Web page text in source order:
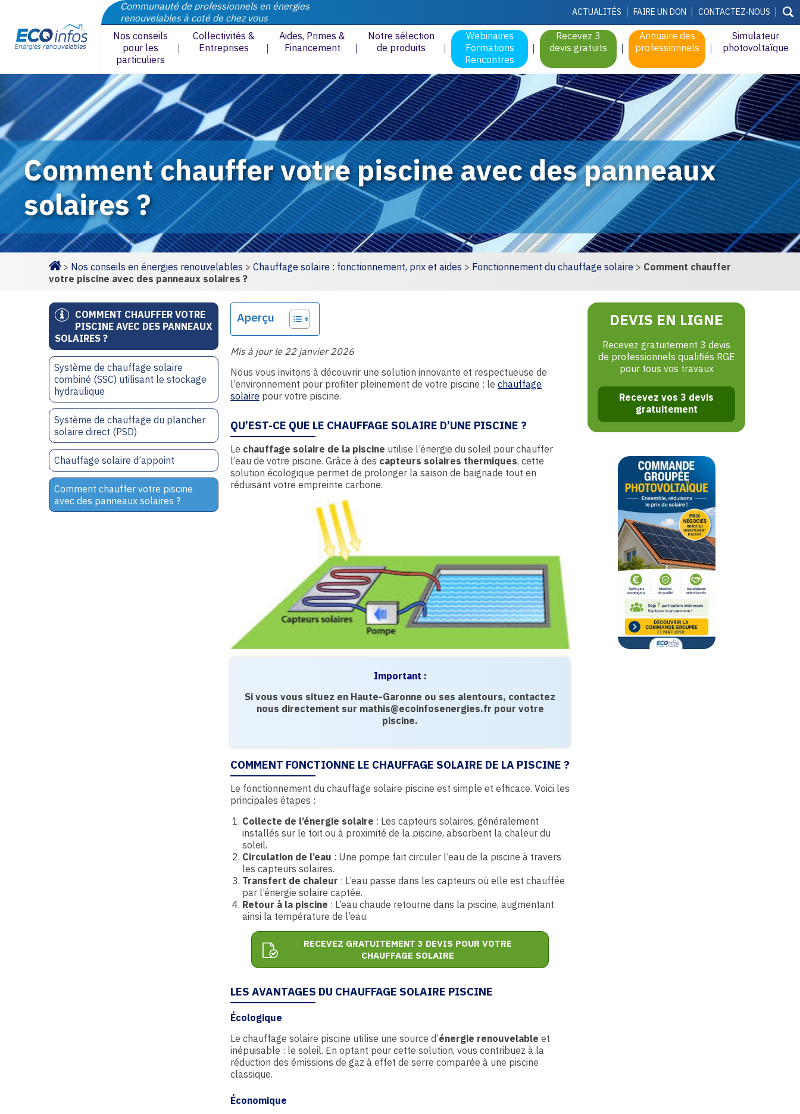
Communauté de professionnels en énergies
renouvelables à coté de chez vous
ACTUALITÉS FAIRE UN DON CONTACTEZ-NOUS
Nos conseils
pour les
particuliers
Collectivités &
Entreprises
Aides, Primes &
Financement
Notre sélection
de produits
Webinaires
Formations
Rencontres
Recevez 3
devis gratuits
Annuaire des
professionnels
Simulateur
photovoltaïque
Comment chauffer votre piscine avec des panneaux
solaires ?
Homepage
> Nos conseils en énergies renouvelables > Chauffage solaire : fonctionnement, prix et aides > Fonctionnement du chauffage solaire > Comment chauffer
votre piscine avec des panneaux solaires ?
COMMENT CHAUFFER VOTRE
PISCINE AVEC DES PANNEAUX
SOLAIRES ?
Système de chauffage solaire
combiné (SSC) utilisant le stockage
hydraulique
Système de chauffage du plancher
solaire direct (PSD)
Chauffage solaire d’appoint
Comment chauffer votre piscine
avec des panneaux solaires ?
Aperçu
Mis à jour le 22 janvier 2026
Nous vous invitons à découvrir une solution innovante et respectueuse de
l’environnement pour profiter pleinement de votre piscine : le chauffage
solaire pour votre piscine.
QU’EST-CE QUE LE CHAUFFAGE SOLAIRE D’UNE PISCINE ?
Le chauffage solaire de la piscine utilise l’énergie du soleil pour chauffer
l’eau de votre piscine. Grâce à des capteurs solaires thermiques, cette
solution écologique permet de prolonger la saison de baignade tout en
réduisant votre empreinte carbone.
Important :
Si vous vous situez en Haute-Garonne ou ses alentours, contactez
nous directement sur mathis@ecoinfosenergies.fr pour votre
piscine.
COMMENT FONCTIONNE LE CHAUFFAGE SOLAIRE DE LA PISCINE ?
Le fonctionnement du chauffage solaire piscine est simple et efficace. Voici les
principales étapes :
Collecte de l’énergie solaire : Les capteurs solaires, généralement
installés sur le toit ou à proximité de la piscine, absorbent la chaleur du
soleil.
Circulation de l’eau : Une pompe fait circuler l’eau de la piscine à travers
les capteurs solaires.
Transfert de chaleur : L’eau passe dans les capteurs où elle est chauffée
par l’énergie solaire captée.
Retour à la piscine : L’eau chaude retourne dans la piscine, augmentant
ainsi la température de l’eau.
RECEVEZ GRATUITEMENT 3 DEVIS POUR VOTRE
CHAUFFAGE SOLAIRE
LES AVANTAGES DU CHAUFFAGE SOLAIRE PISCINE
Écologique
Le chauffage solaire piscine utilise une source d’énergie renouvelable et
inépuisable : le soleil. En optant pour cette solution, vous contribuez à la
réduction des émissions de gaz à effet de serre comparée à une piscine
classique.
Économique
DEVIS EN LIGNE
Recevez gratuitement 3 devis
de professionnels qualifiés RGE
pour tous vos travaux
Recevez vos 3 devis
gratuitement